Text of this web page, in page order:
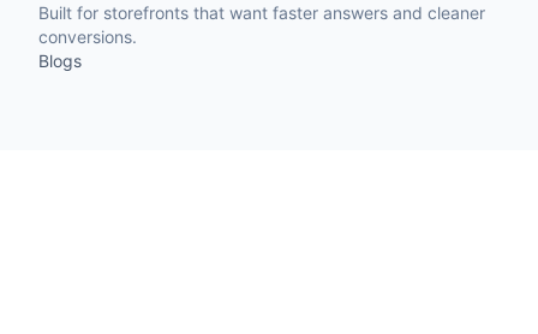
Built for storefronts that want faster answers and cleaner
conversions.
Blogs